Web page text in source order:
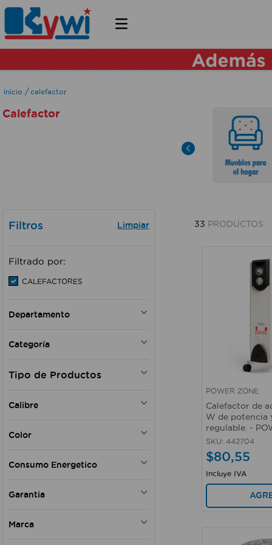
calefactor
Calefactor
Filtros
Filtrado por:
CALEFACTORES
Departamento
Categoría
GENERAL
Calibre
16 AWG
Color
Negro
Café
Caja
Consumo Energetico
DC
Garantia
Marca
33 PRODUCTOS
POWER ZONE
Calefactor de
W de potencia
regulable. -
SKU: 442704
$80,55
Incluye IVA